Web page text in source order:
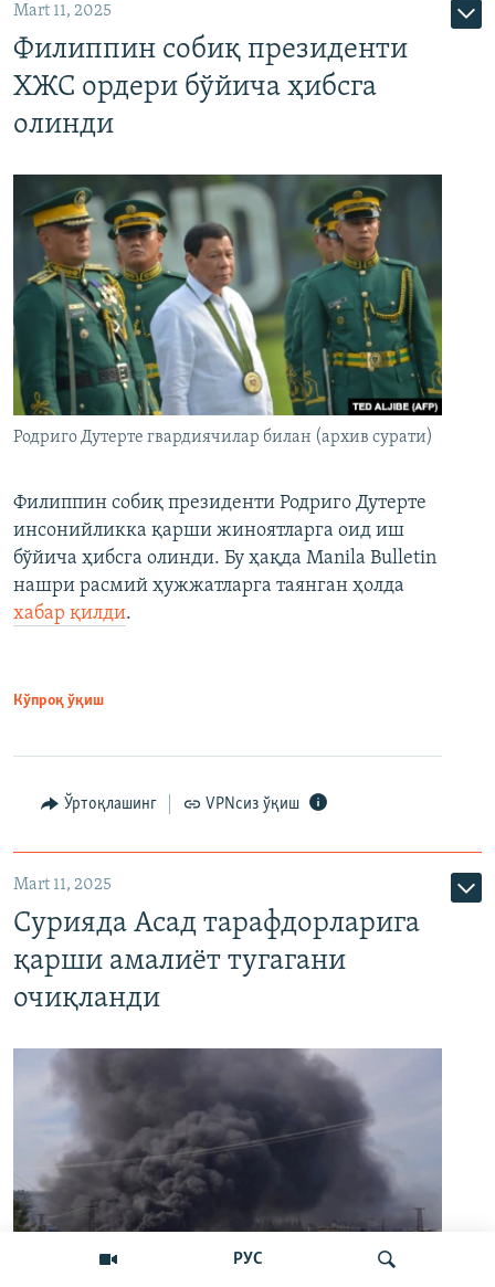
РУС
Mart 11, 2025
Филиппин собиқ президенти
ХЖС ордери бўйича ҳибсга
олинди
Родриго Дутерте гвардиячилар билан (архив сурати)
Филиппин собиқ президенти Родриго Дутерте
инсонийликка қарши жиноятларга оид иш
бўйича ҳибсга олинди. Бу ҳақда Manila Bulletin
нашри расмий ҳужжатларга таянган ҳолда
хабар қилди.
Кўпроқ ўқиш
Ўртоқлашинг VPNсиз ўқиш
Mart 11, 2025
Сурияда Асад тарафдорларига
қарши амалиёт тугагани
очиқланди